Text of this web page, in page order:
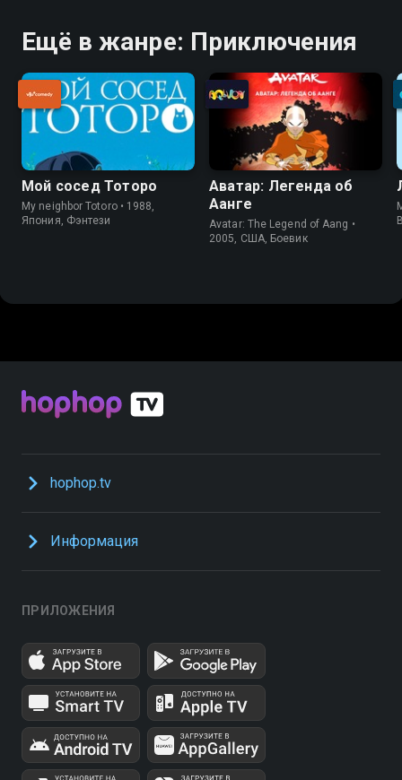
Ещё в жанре: Приключения
Мой сосед Тоторо
My neighbor Totoro • 1988,
Япония, Фэнтези
Аватар: Легенда об
Аанге
Avatar: The Legend of Aang •
2005, США, Боевик
hophop.tv
Информация
ПРИЛОЖЕНИЯ